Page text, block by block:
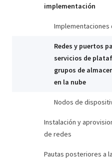
implementación
Implementaciones
Redes y puertos
servicios de
grupos de
en la nube
Nodos de
Instalación y
de redes
Pautas posteriores a la